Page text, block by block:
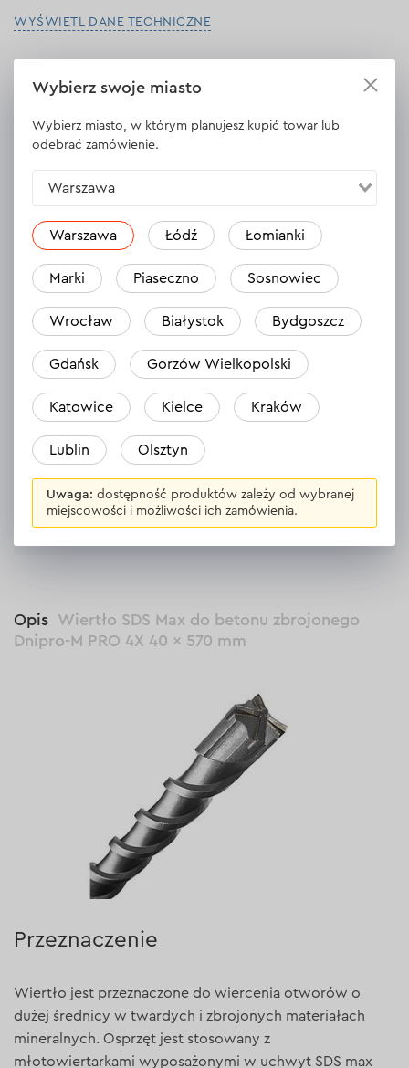
WYŚWIETL DANE TECHNICZNE
Zostaw opinię
Opinie
Nikt jeszcze nie zostawił opinii na temat
tego produktu.
Bądź pierwszy
Zostaw opinię
Opis
Wiertło SDS Max do betonu zbrojonego
Dnipro-M PRO 4X 40 × 570 mm
Przeznaczenie
Wiertło jest przeznaczone do wiercenia otworów o
dużej średnicy w twardych i zbrojonych materiałach
mineralnych. Osprzęt jest stosowany z
młotowiertarkami wyposażonymi w uchwyt SDS max
Wybierz swoje miasto
Wybierz miasto, w którym planujesz kupić towar lub
odebrać zamówienie.
Warszawa
Warszawa Łódź Łomianki
Marki Piaseczno Sosnowiec
Wrocław Białystok Bydgoszcz
Gdańsk Gorzów Wielkopolski
Katowice Kielce Kraków
Lublin Olsztyn
Uwaga: dostępność produktów zależy od wybranej
miejscowości i możliwości ich zamówienia.